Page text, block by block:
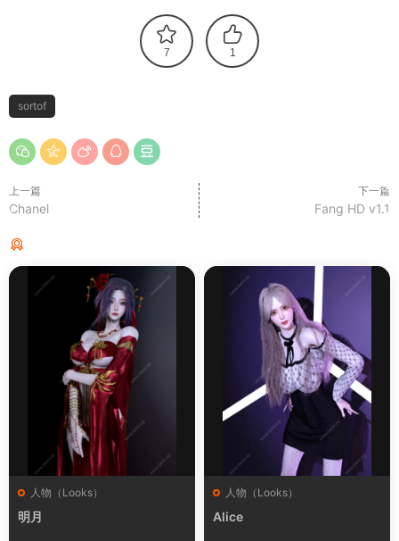
7 1
sortof
上一篇
Chanel
下一篇
Fang HD v1.1
人物（Looks）
明月
人物（Looks）
Alice